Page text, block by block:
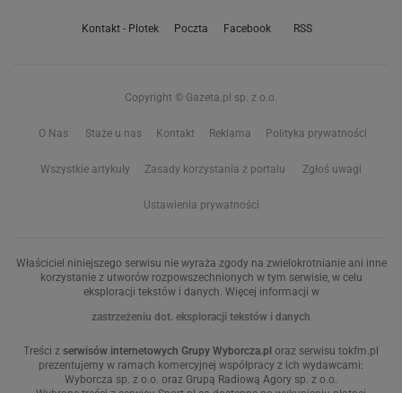
Kontakt - Plotek Poczta Facebook RSS
Copyright © Gazeta.pl sp. z o.o.
O Nas Staże u nas Kontakt Reklama Polityka prywatności
Wszystkie artykuły Zasady korzystania z portalu Zgłoś uwagi
Ustawienia prywatności
Właściciel niniejszego serwisu nie wyraża zgody na zwielokrotnianie ani inne
korzystanie z utworów rozpowszechnionych w tym serwisie, w celu
eksploracji tekstów i danych. Więcej informacji w
zastrzeżeniu dot. eksploracji tekstów i danych
Treści z serwisów internetowych Grupy Wyborcza.pl oraz serwisu tokfm.pl
prezentujemy w ramach komercyjnej współpracy z ich wydawcami:
Wyborcza sp. z o.o. oraz Grupą Radiową Agory sp. z o.o.